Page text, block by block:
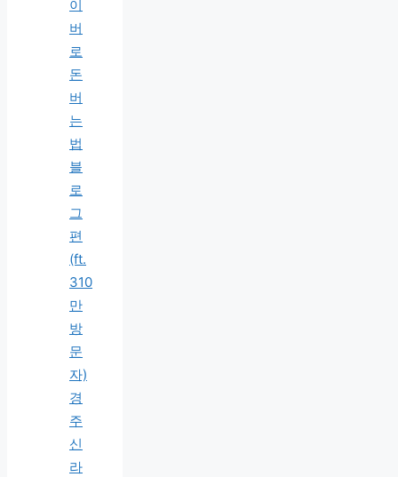
이
버
로
돈
버
는
법
블
로
그
편
(ft.
310
만
방
문
자)
경
주
신
라